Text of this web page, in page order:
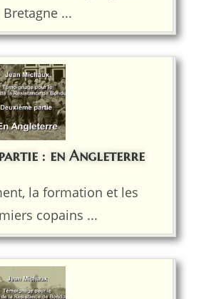
Bretagne ...
: en Angleterre
la formation et les
copains ...